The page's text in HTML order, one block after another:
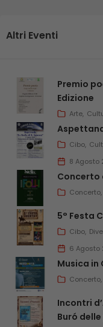
Altri Eventi
Premio
Edizione
Arte
Cibo
8 Agosto
Concerto
Concerto
5° Festa
Cibo
6 Agosto
Musica in
Concerto
Incontri
Buró